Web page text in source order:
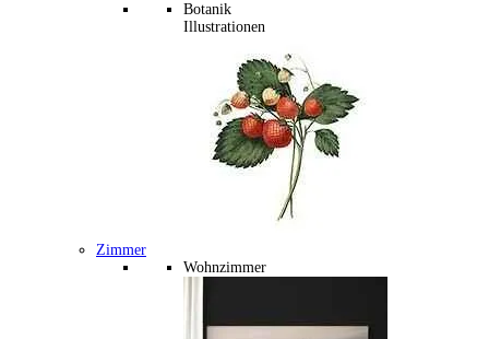
Botanik
Illustrationen
Zimmer
Wohnzimmer